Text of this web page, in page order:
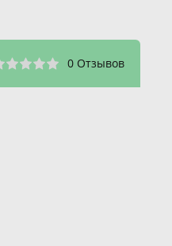
0 Отзывов